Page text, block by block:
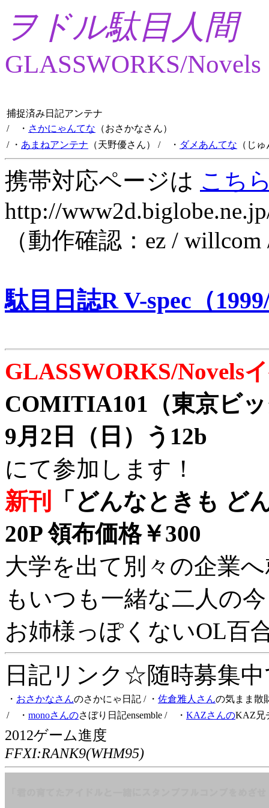
ヲドル駄目人間
GLASSWORKS/Novels
捕捉済み日記アンテナ
/ ・ さかにゃんてな （おさかなさん）
/ ・ あまねアンテナ （天野優さん） / ・ ダメあんてな （じ
携帯対応ページは こち
http://
（動作確認：ez /
駄目日誌R V-spec（
GLASSWORKS/Novels
COMITIA101（東京ビ
9月2日（日）う12b
にて参加します！
新刊
「どんなときも ど
20P 領布価格￥300
大学を出て別々の企業
もいつも一緒な二人の
お姉様っぽくないOL百
日記リンク☆随時募集
・ おさかなさんのさかにゃ日記 / ・ 佐倉雅人さんの気まま散
/ ・ monoさんのさぼり日記ensemble / ・ KAZさんのKAZ兄
2012ゲーム進度
FFXI:RANK9(WHM95)